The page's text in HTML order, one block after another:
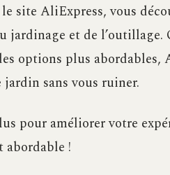
site AliExpress, vous
jardinage et de
options plus
sans vous ruiner.
pour améliorer votre
abordable !